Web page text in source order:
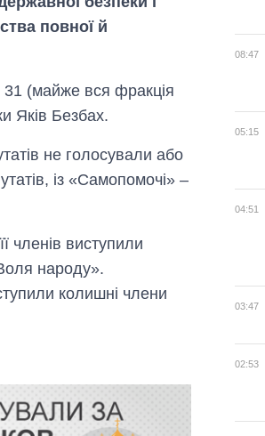
повної й
31 (майже вся фракція
Яків Безбах.
не голосували або
із «Самопомочі» –
членів виступили
народу».
колишні члени
08:47
05:15
04:51
03:47
02:53